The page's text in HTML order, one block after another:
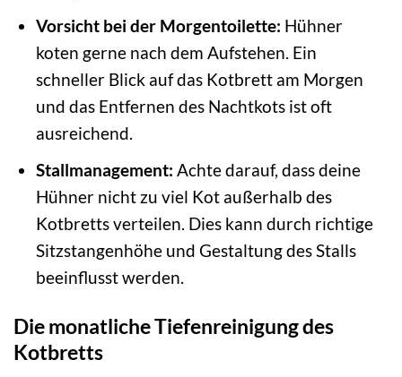
Vorsicht bei der Morgentoilette: Hühner
koten gerne nach dem Aufstehen. Ein
schneller Blick auf das Kotbrett am Morgen
und das Entfernen des Nachtkots ist oft
ausreichend.
Stallmanagement: Achte darauf, dass deine
Hühner nicht zu viel Kot außerhalb des
Kotbretts verteilen. Dies kann durch richtige
Sitzstangenhöhe und Gestaltung des Stalls
beeinflusst werden.
Die monatliche Tiefenreinigung des
Kotbretts